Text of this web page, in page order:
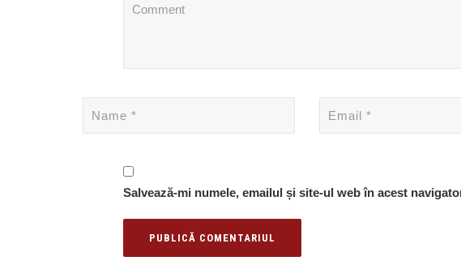
Salvează-mi numele, emailul și site-ul web în acest